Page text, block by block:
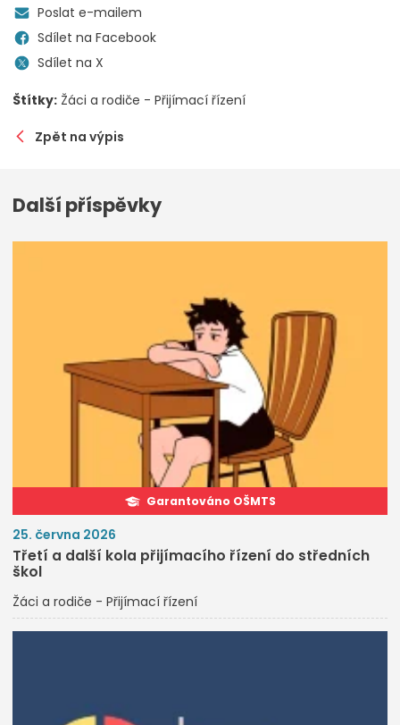
Poslat e-mailem
Sdílet na Facebook
Sdílet na X
Štítky: Žáci a rodiče - Přijímací řízení
Zpět na výpis
Další příspěvky
Garantováno OŠMTS
25. června 2026
Třetí a další kola přijímacího řízení do středních
škol
Žáci a rodiče - Přijímací řízení